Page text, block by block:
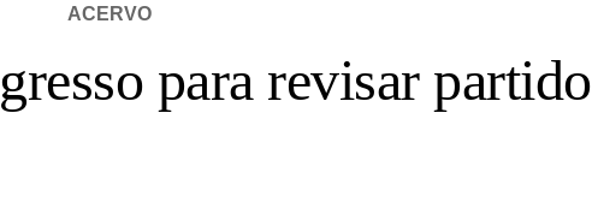
ACERVO
para revisar partido